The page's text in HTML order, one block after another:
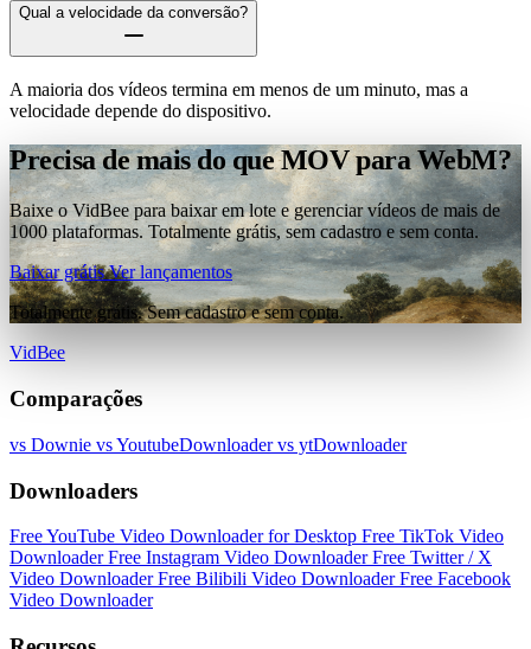
Qual a velocidade da conversão?
A maioria dos vídeos termina em menos de um minuto, mas a
velocidade depende do dispositivo.
Precisa de mais do que MOV para WebM?
Baixe o VidBee para baixar em lote e gerenciar vídeos de mais de
1000 plataformas. Totalmente grátis, sem cadastro e sem conta.
Baixar grátisVer lançamentos
Totalmente grátis. Sem cadastro e sem conta.
VidBee
Comparações
vs Downie vs YoutubeDownloadervs ytDownloader
Downloaders
Free YouTube Video Downloader for Desktop Free TikTok Video
DownloaderFree Instagram Video DownloaderFree Twitter / X
Video DownloaderFree Bilibili Video DownloaderFree Facebook
Video Downloader